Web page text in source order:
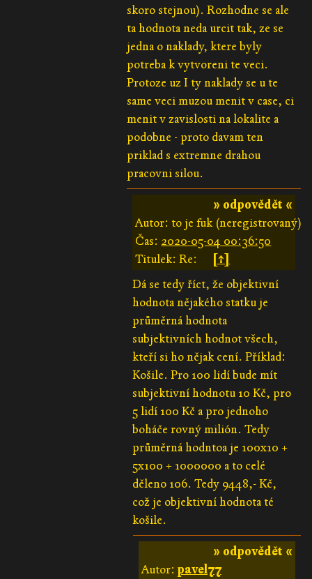
skoro stejnou). Rozhodne se ale
ta hodnota neda urcit tak, ze se
jedna o naklady, ktere byly
potreba k vytvoreni te veci.
Protoze uz I ty naklady se u te
same veci muzou menit v case, ci
menit v zavislosti na lokalite a
podobne - proto davam ten
priklad s extremne drahou
pracovni silou.
» odpovědět «
Autor: to je fuk (neregistrovaný)
Čas: 2020-05-04 00:36:50
Titulek: Re:
[↑]
Dá se tedy říct, že objektivní
hodnota nějakého statku je
průměrná hodnota
subjektivních hodnot všech,
kteří si ho nějak cení. Příklad:
Košile. Pro 100 lidí bude mít
subjektivní hodnotu 10 Kč, pro
5 lidí 100 Kč a pro jednoho
boháče rovný milión. Tedy
průměrná hodntoa je 100x10 +
5x100 + 1000000 a to celé
děleno 106. Tedy 9448,- Kč,
což je objektivní hodnota té
košile.
» odpovědět «
Autor: pavel77